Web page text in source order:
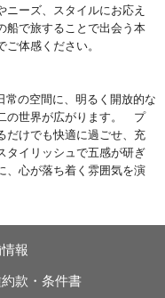
ニーズ、スタイルにお応え
船で旅することで出会う本
体感ください。
の空間に、明るく開放的な
の世界が広がります。 プ
だけでも快適に過ごせ、充
タイリッシュで五感が研ぎ
、心が落ち着く雰囲気を演
報
款・条件書